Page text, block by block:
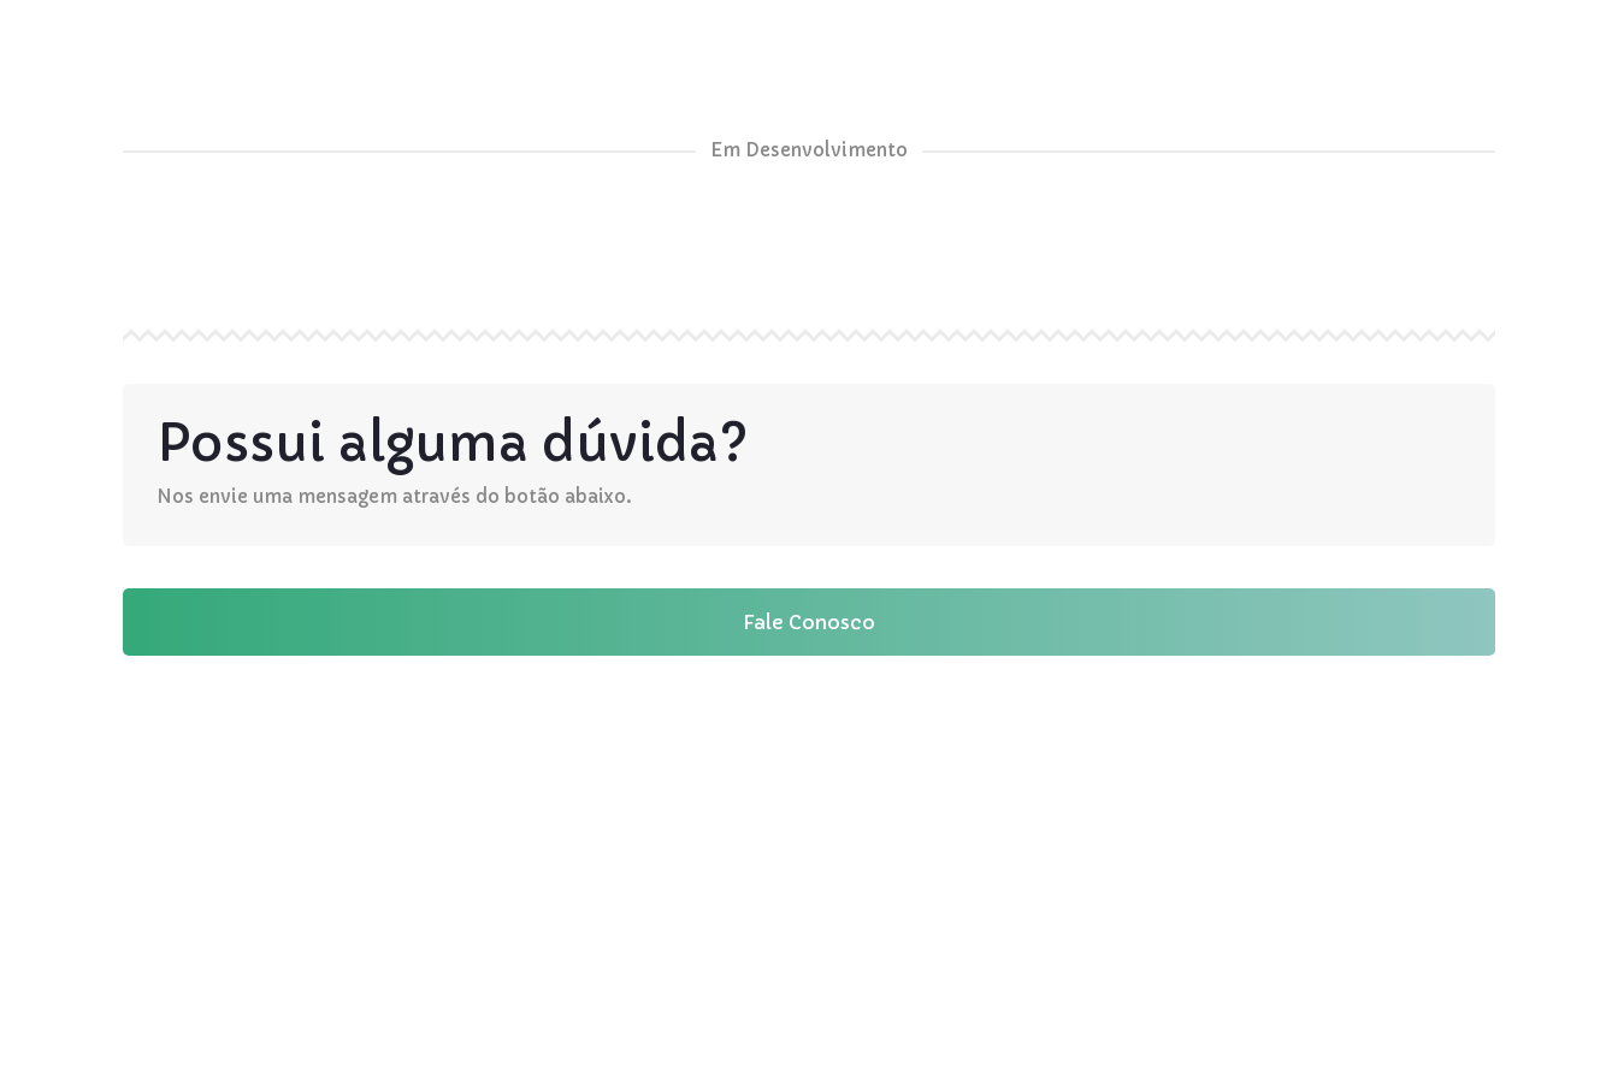
Em Desenvolvimento
Possui alguma dúvida?
Nos envie uma mensagem através do botão abaixo.
Fale Conosco